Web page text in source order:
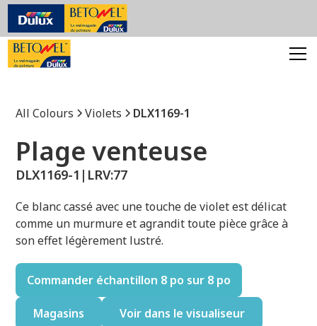
All Colours Violets DLX1169-1
Plage venteuse
DLX1169-1 | LRV:77
Ce blanc cassé avec une touche de violet est délicat
comme un murmure et agrandit toute pièce grâce à
son effet légèrement lustré.
Commander échantillon 8 po sur 8 po
Magasins Voir dans le visualiseur